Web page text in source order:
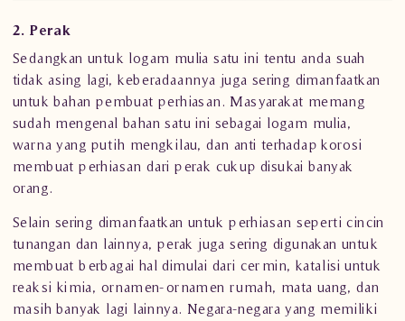
2. Perak
Sedangkan untuk logam mulia satu ini tentu anda suah
tidak asing lagi, keberadaannya juga sering dimanfaatkan
untuk bahan pembuat perhiasan. Masyarakat memang
sudah mengenal bahan satu ini sebagai logam mulia,
warna yang putih mengkilau, dan anti terhadap korosi
membuat perhiasan dari perak cukup disukai banyak
orang.
Selain sering dimanfaatkan untuk perhiasan seperticincin
tunangan dan lainnya, perak juga sering digunakan untuk
membuat berbagai hal dimulai dari cermin, katalisi untuk
reaksi kimia, ornamen-ornamen rumah, mata uang, dan
masih banyak lagi lainnya. Negara-negara yang memiliki